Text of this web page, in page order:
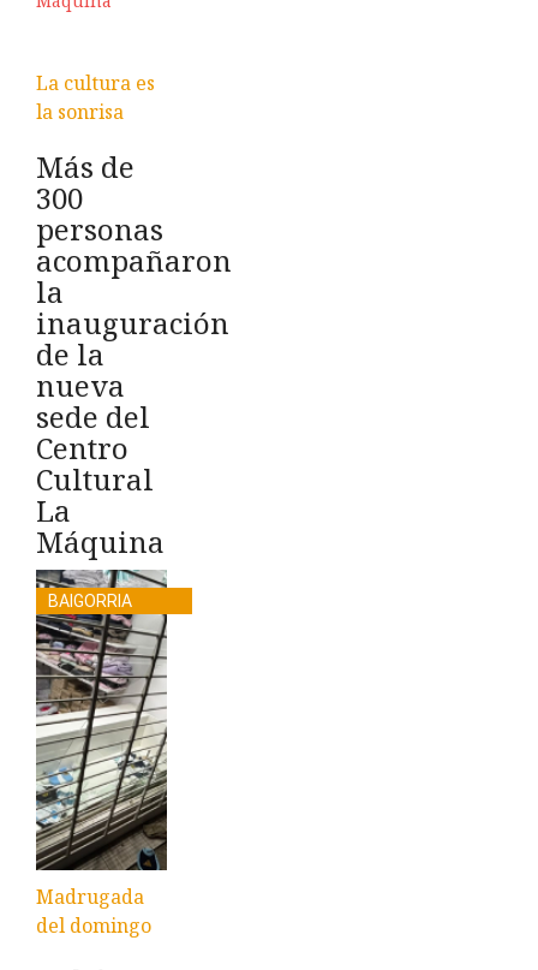
La cultura es
la sonrisa
Más de
300
personas
acompañaron
la
inauguración
de la
nueva
sede del
Centro
Cultural
La
Máquina
Madrugada
del domingo
BAIGORRIA